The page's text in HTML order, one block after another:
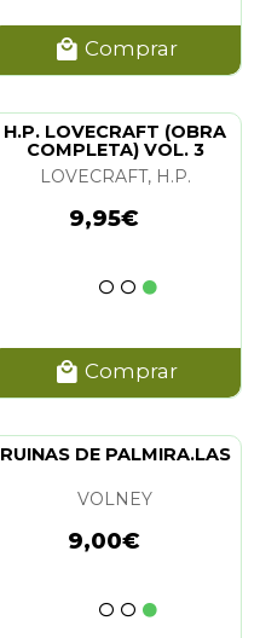
Comprar
H.P. LOVECRAFT (OBRA
COMPLETA) VOL. 3
LOVECRAFT, H.P.
9,95€
Comprar
RUINAS DE PALMIRA.LAS
VOLNEY
9,00€